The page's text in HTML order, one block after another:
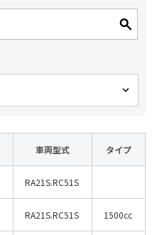
車両型式 タイプ
RA21S.RC51S
RA21S.RC51S 1500cc